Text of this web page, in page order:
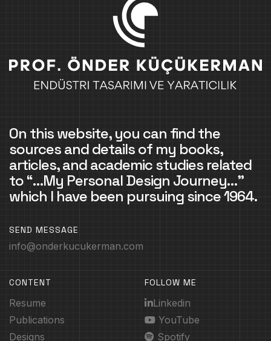
On this website, you can find the
sources and details of my books,
articles, and academic studies related
to “…My Personal Design Journey…”
which I have been pursuing since 1964.
SEND MESSAGE
info@onderkucukerman.com
CONTENT
Resume
Publications
Designs
FOLLOW ME
Linkedin
YouTube
Spotify